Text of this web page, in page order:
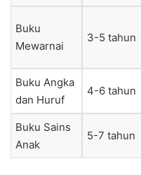
Buku
Mewarnai
3-5 tahun
Buku Angka
dan Huruf
4-6 tahun
Buku Sains
Anak
5-7 tahun